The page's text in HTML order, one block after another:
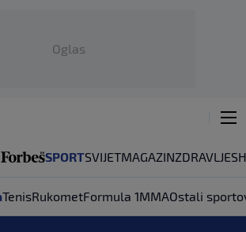
Oglas
SPORTSVIJETMAGAZINZDRAVLJE
TenisRukometFormula 1MMAOstali